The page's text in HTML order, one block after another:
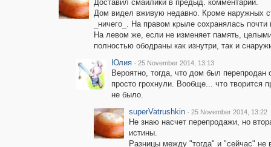
Доставил смайлики в предыд. комментарий.
Дом видел вживую недавно. Кроме наружных
_ничего_. На правом крыле сохранялась
На левом же, если не изменяет память,
полностью ободраны как изнутри, так и
Юлия · 25 November 2014, 13:13
Вероятно, тогда, что дом был
просто грохнули. Вообще... что творится
не было.
superVatrushkin · 25 November 2014, 13:22
Не знаю насчет перепродажи, но
истины.
Разницы между "тогда" и "сейчас" не